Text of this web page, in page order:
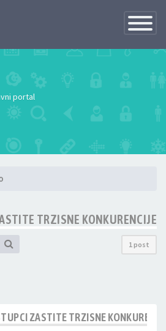
Toggle
portal
TRZISNE KONKURENCIJE
1 post
ZASTITE TRZISNE